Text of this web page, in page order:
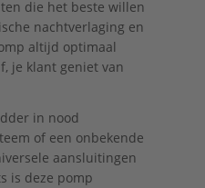
die het beste willen
nachtverlaging en
altijd optimaal
je klant geniet van
in nood
of een onbekende
aansluitingen
is deze pomp